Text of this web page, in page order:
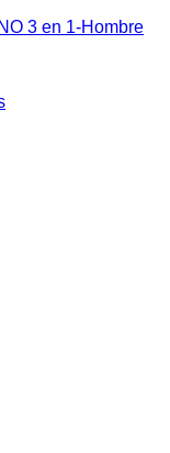
3 en 1-Hombre